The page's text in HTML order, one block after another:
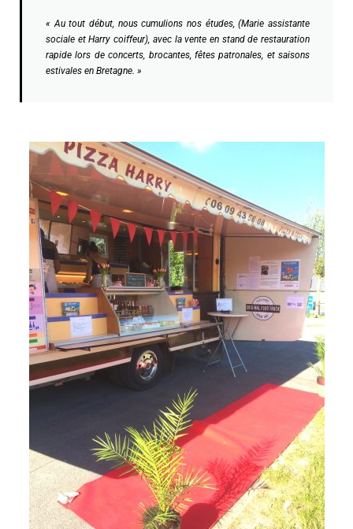
« Au tout début, nous cumulions nos études, (Marie assistante
sociale et Harry coiffeur), avec la vente en stand de restauration
rapide lors de concerts, brocantes, fêtes patronales, et saisons
estivales en Bretagne. »